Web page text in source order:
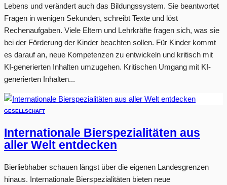
Lebens und verändert auch das Bildungssystem. Sie beantwortet
Fragen in wenigen Sekunden, schreibt Texte und löst
Rechenaufgaben. Viele Eltern und Lehrkräfte fragen sich, was sie
bei der Förderung der Kinder beachten sollen. Für Kinder kommt
es darauf an, neue Kompetenzen zu entwickeln und kritisch mit
KI-generierten Inhalten umzugehen. Kritischen Umgang mit KI-
generierten Inhalten...
GESELLSCHAFT
Internationale Bierspezialitäten aus
aller Welt entdecken
Bierliebhaber schauen längst über die eigenen Landesgrenzen
hinaus. Internationale Bierspezialitäten bieten neue